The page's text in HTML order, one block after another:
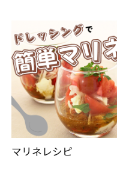
マリネレシピ